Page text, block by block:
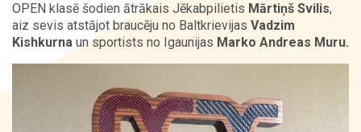
OPEN klasē šodien ātrākais Jēkabpilietis Mārtiņš Svilis,
aiz sevis atstājot braucēju no Baltkrievijas Vadzim
Kishkurna un sportists no Igaunijas Marko Andreas Muru.